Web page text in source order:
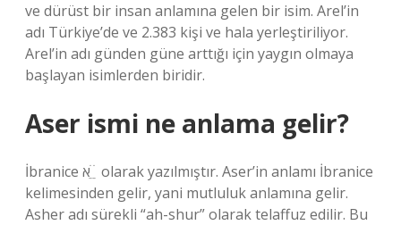
ve dürüst bir insan anlamına gelen bir isim. Arel’in
adı Türkiye’de ve 2.383 kişi ve hala yerleştiriliyor.
Arel’in adı günden güne arttığı için yaygın olmaya
başlayan isimlerden biridir.
Aser ismi ne anlama gelir?
İbranice א ֵׁ ֵׁ olarak yazılmıştır. Aser’in anlamı İbranice
kelimesinden gelir, yani mutluluk anlamına gelir.
Asher adı sürekli “ah-shur” olarak telaffuz edilir. Bu